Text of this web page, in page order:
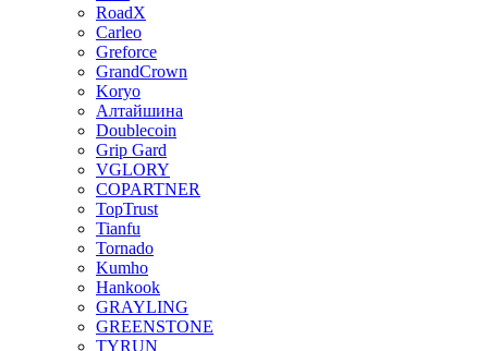
RoadX
Carleo
Greforce
GrandCrown
Koryo
Алтайшина
Doublecoin
Grip Gard
VGLORY
COPARTNER
TopTrust
Tianfu
Tornado
Kumho
Hankook
GRAYLING
GREENSTONE
TYRUN